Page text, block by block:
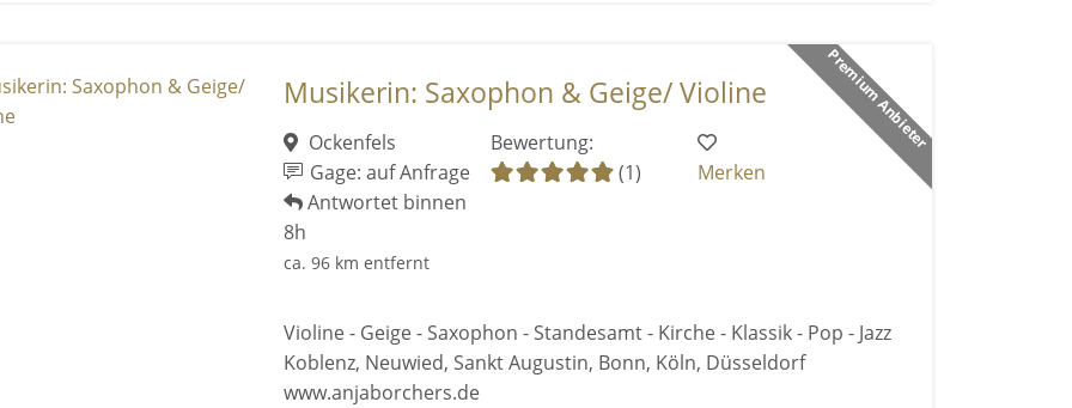
Premium Anbieter
Musikerin: Saxophon & Geige/ Violine
Ockenfels
Gage: auf Anfrage
Antwortet binnen
8h
ca. 96 km entfernt
Bewertung:
(1)
Merken
Violine - Geige - Saxophon - Standesamt - Kirche - Klassik - Pop - Jazz
Koblenz, Neuwied, Sankt Augustin, Bonn, Köln, Düsseldorf
www.anjaborchers.de